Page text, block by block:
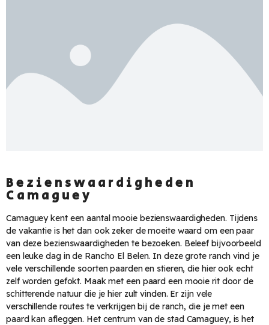
Bezienswaardigheden
Camaguey
Camaguey kent een aantal mooie bezienswaardigheden. Tijdens
de vakantie is het dan ook zeker de moeite waard om een paar
van deze bezienswaardigheden te bezoeken. Beleef bijvoorbeeld
een leuke dag in de Rancho El Belen. In deze grote ranch vind je
vele verschillende soorten paarden en stieren, die hier ook echt
zelf worden gefokt. Maak met een paard een mooie rit door de
schitterende natuur die je hier zult vinden. Er zijn vele
verschillende routes te verkrijgen bij de ranch, die je met een
paard kan afleggen. Het centrum van de stad Camaguey, is het